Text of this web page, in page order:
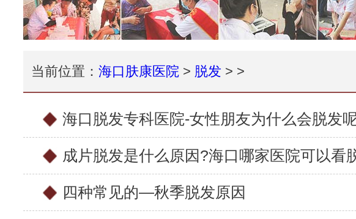
当前位置： 海口肤康医院> 脱发 > >
海口脱发专科医院-女性朋友为什么会脱发
成片脱发是什么原因?海口哪家医院可以看
四种常见的—秋季脱发原因